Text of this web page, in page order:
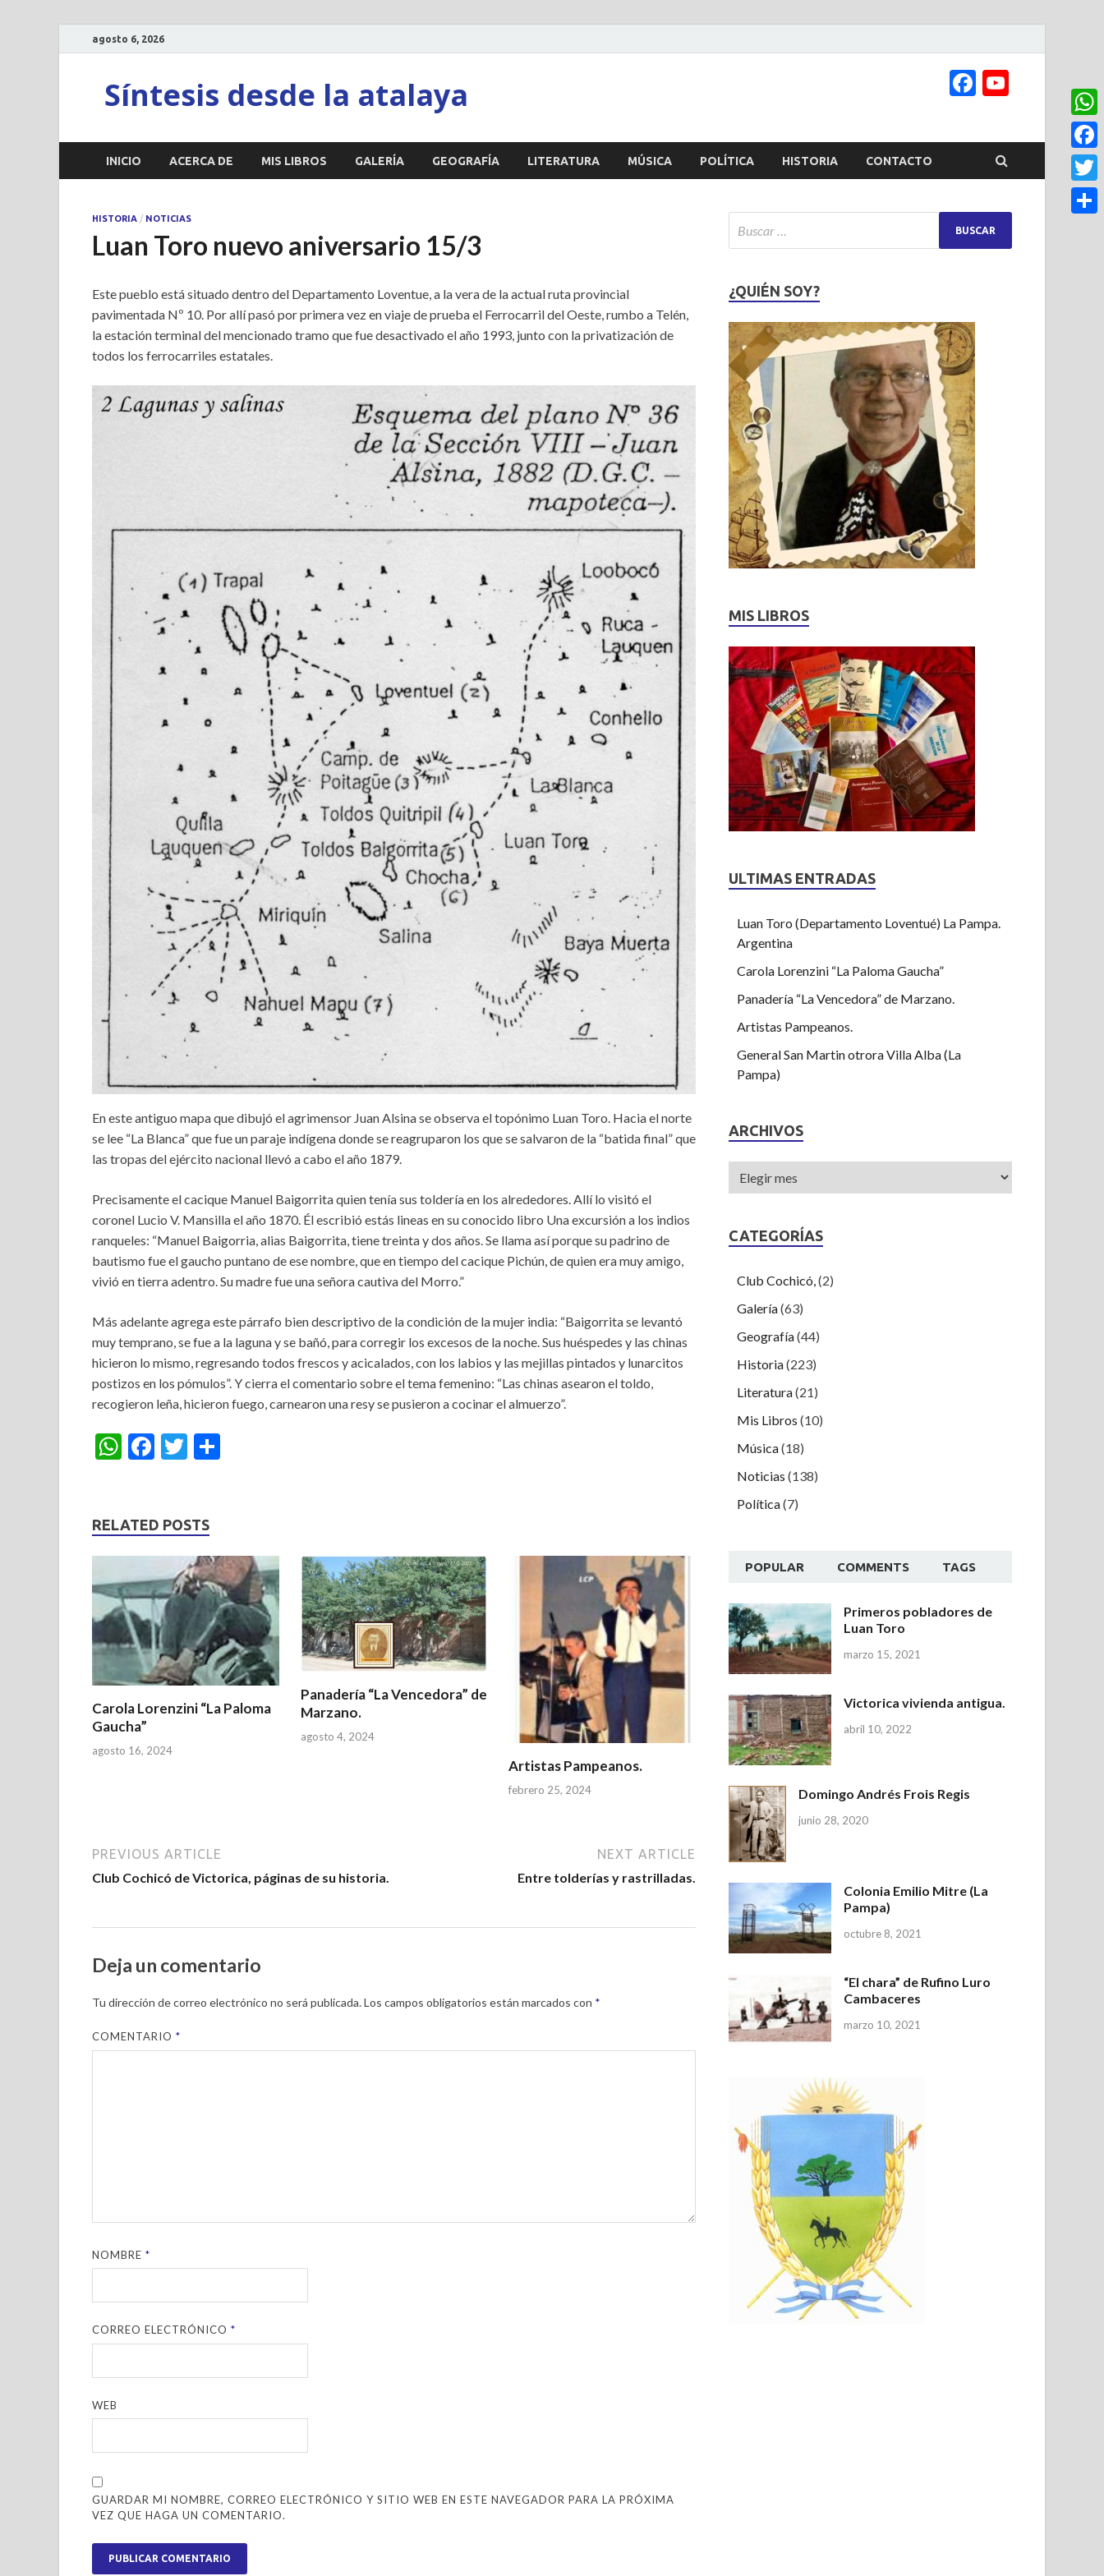
agosto 6, 2026
Síntesis desde la atalaya Facebook
Channel
INICIO ACERCA DE MIS LIBROS GALERÍA GEOGRAFÍA LITERATURA MÚSICA POLÍTICA HISTORIA CONTACTO
HISTORIA / NOTICIAS
Luan Toro nuevo aniversario 15/3
Este pueblo está situado dentro del Departamento Loventue, a la vera de la actual ruta provincial
pavimentada Nº 10. Por allí pasó por primera vez en viaje de prueba el Ferrocarril del Oeste, rumbo a Telén,
la estación terminal del mencionado tramo que fue desactivado el año 1993, junto con la privatización de
todos los ferrocarriles estatales.
En este antiguo mapa que dibujó el agrimensor Juan Alsina se observa el topónimo Luan Toro. Hacia el norte
se lee “La Blanca” que fue un paraje indígena donde se reagruparon los que se salvaron de la “batida final” que
las tropas del ejército nacional llevó a cabo el año 1879.
Precisamente el cacique Manuel Baigorrita quien tenía sus toldería en los alrededores. Allí lo visitó el
coronel Lucio V. Mansilla el año 1870. Él escribió estás lineas en su conocido libro Una excursión a los indios
ranqueles: “Manuel Baigorria, alias Baigorrita, tiene treinta y dos años. Se llama así porque su padrino de
bautismo fue el gaucho puntano de ese nombre, que en tiempo del cacique Pichún, de quien era muy amigo,
vivió en tierra adentro. Su madre fue una señora cautiva del Morro.”
Más adelante agrega este párrafo bien descriptivo de la condición de la mujer india: “Baigorrita se levantó
muy temprano, se fue a la laguna y se bañó, para corregir los excesos de la noche. Sus huéspedes y las chinas
hicieron lo mismo, regresando todos frescos y acicalados, con los labios y las mejillas pintados y lunarcitos
postizos en los pómulos”. Y cierra el comentario sobre el tema femenino: “Las chinas asearon el toldo,
recogieron leña, hicieron fuego, carnearon una resy se pusieron a cocinar el almuerzo”.
W
s
A
p
p
F
b
o
o
k
T
er
RELATED POSTS
Carola Lorenzini “La Paloma
Gaucha”
agosto 16, 2024
Panadería “La Vencedora” de
Marzano.
agosto 4, 2024
Artistas Pampeanos.
febrero 25, 2024
PREVIOUS ARTICLE
Club Cochicó de Victorica, páginas de su historia.
NEXT ARTICLE
Entre tolderías y rastrilladas.
Deja un comentario
Tu dirección de correo electrónico no será publicada.Los campos obligatorios están marcados con *
COMENTARIO*
NOMBRE*
CORREO ELECTRÓNICO*
WEB
GUARDAR MI NOMBRE, CORREO ELECTRÓNICO Y SITIO WEB EN ESTE NAVEGADOR PARA LA PRÓXIMA
VEZ QUE HAGA UN COMENTARIO.
¿QUIÉN SOY?
MIS LIBROS
ULTIMAS ENTRADAS
Luan Toro (Departamento Loventué) La Pampa.
Argentina
Carola Lorenzini “La Paloma Gaucha”
Panadería “La Vencedora” de Marzano.
Artistas Pampeanos.
General San Martin otrora Villa Alba (La
Pampa)
ARCHIVOS
CATEGORÍAS
Club Cochicó,(2)
Galería(63)
Geografía(44)
Historia(223)
Literatura(21)
Mis Libros (10)
Música(18)
Noticias (138)
Política(7)
POPULAR COMMENTS TAGS
Primeros pobladores de
Luan Toro
marzo 15, 2021
Victorica vivienda antigua.
abril 10, 2022
Domingo Andrés Frois Regis
junio 28, 2020
Colonia Emilio Mitre (La
Pampa)
octubre 8, 2021
“El chara” de Rufino Luro
Cambaceres
marzo 10, 2021